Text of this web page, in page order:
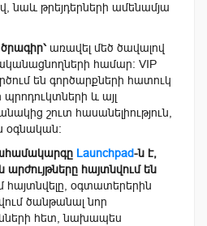
նաև թրեյդերների ամենամյա
առավել մեծ ծավալով
համար։ VIP
են գործարքների հատուկ
և այլ
շուտ հասանելիություն,
Launchpad-ն է,
արժույթները հայտնվում են
հայտնվելը, օգտատերերին
ծանթանալ նոր
հետ, նախապես